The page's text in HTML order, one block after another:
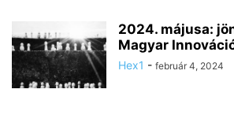
2024. májusa:
Magyar
Hex1 - február 4, 2024